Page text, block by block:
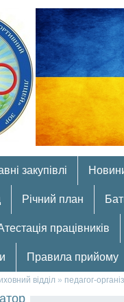
закупівлі
Річний план
працівників
Правила прийому
відділ » педагог-